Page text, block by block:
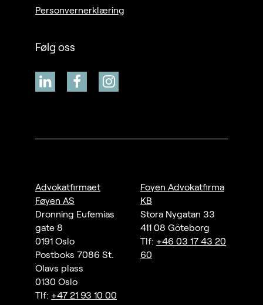
Personvernerklæring
Følg oss
Advokatfirmaet
Føyen AS
Dronning Eufemias
gate 8
0191 Oslo
Postboks 7086 St.
Olavs plass
0130 Oslo
Tlf: +47 21 93 10 00
Foyen Advokatfirma
KB
Stora Nygatan 33
411 08 Göteborg
Tlf: +46 03 17 43 20
60